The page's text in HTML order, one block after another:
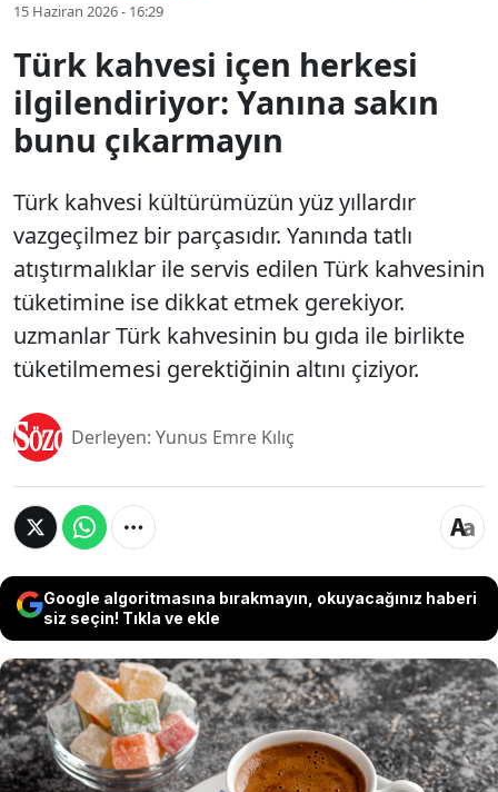
15 Haziran 2026 - 16:29
Türk kahvesi içen herkesi
ilgilendiriyor: Yanına sakın
bunu çıkarmayın
Türk kahvesi kültürümüzün yüz yıllardır
vazgeçilmez bir parçasıdır. Yanında tatlı
atıştırmalıklar ile servis edilen Türk kahvesinin
tüketimine ise dikkat etmek gerekiyor.
uzmanlar Türk kahvesinin bu gıda ile birlikte
tüketilmemesi gerektiğinin altını çiziyor.
Derleyen: Yunus Emre Kılıç
Google algoritmasına bırakmayın, okuyacağınız haberi
siz seçin! Tıkla ve ekle
Türk kahvesi kültürümüzün yüz yıllardır
vazgeçilmez bir parçasıdır. Yanında tatlı
atıştırmalıklar ile servis edilen Türk kahvesinin